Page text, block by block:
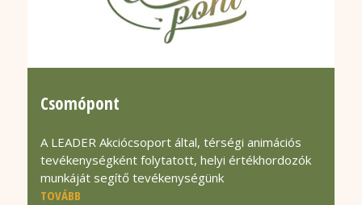
Csomópont
A LEADER Akciócsoport által, térségi animációs
tevékenységként folytatott, helyi értékhordozók
munkáját segítő tevékenységünk
TOVÁBB